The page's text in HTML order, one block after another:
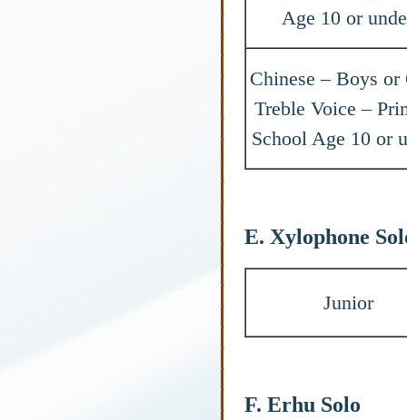
Age 10 or
Chinese – Boys or
Treble Voice –
School Age 10 or
E. Xylophone
Junior
F. Erhu Solo